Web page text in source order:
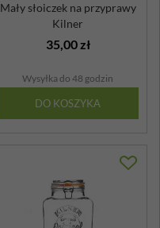
Mały słoiczek na przyprawy
Kilner
35,00 zł
Wysyłka do 48 godzin
DO KOSZYKA